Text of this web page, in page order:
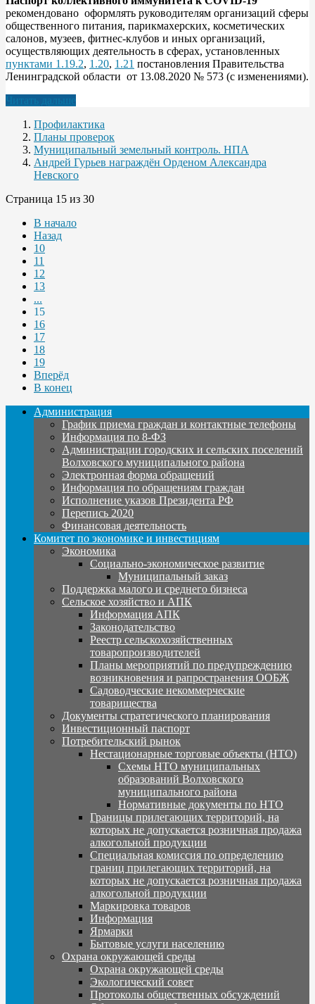
рекомендовано оформлять руководителям организаций сферы
общественного питания, парикмахерских, косметических
салонов, музеев, фитнес-клубов и иных организаций,
осуществляющих деятельность в сферах, установленных
пунктами 1.19.2, 1.20, 1.21 постановления Правительства
Ленинградской области от 13.08.2020 № 573 (с изменениями).
Читать дальше
Профилактика
Планы проверок
Муниципальный земельный контроль. НПА
Андрей Гурьев награждён Орденом Александра
Невского
Страница 15 из 30
В начало
Назад
10
11
12
13
...
15
16
17
18
19
Вперёд
В конец
Администрация
График приема граждан и контактные телефоны
Информация по 8-ФЗ
Администрации городских и сельских поселений
Волховского муниципального района
Электронная форма обращений
Информация по обращениям граждан
Исполнение указов Президента РФ
Перепись 2020
Финансовая деятельность
Комитет по экономике и инвестициям
Экономика
Социально-экономическое развитие
Муниципальный заказ
Поддержка малого и среднего бизнеса
Сельское хозяйство и АПК
Информация АПК
Законодательство
Реестр сельскохозяйственных
товаропроизводителей
Планы мероприятий по предупреждению
возникновения и рапространения ООБЖ
Садоводческие некоммерческие
товарищества
Документы стратегического планирования
Инвестиционный паспорт
Потребительский рынок
Нестационарные торговые объекты (НТО)
Схемы НТО муниципальных
образований Волховского
муниципального района
Нормативные документы по НТО
Границы прилегающих территорий, на
которых не допускается розничная продажа
алкогольной продукции
Специальная комиссия по определению
границ прилегающих территорий, на
которых не допускается розничная продажа
алкогольной продукции
Маркировка товаров
Информация
Ярмарки
Бытовые услуги населению
Охрана окружающей среды
Охрана окружающей среды
Экологический совет
Протоколы общественных обсуждений